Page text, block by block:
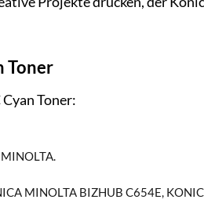
Toner
Toner:
MINOLTA BIZHUB C654E,